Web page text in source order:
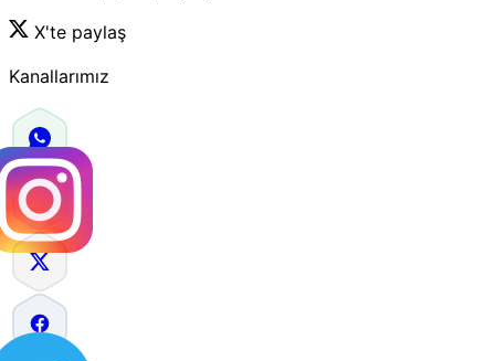
X'te paylaş
Kanallarımız